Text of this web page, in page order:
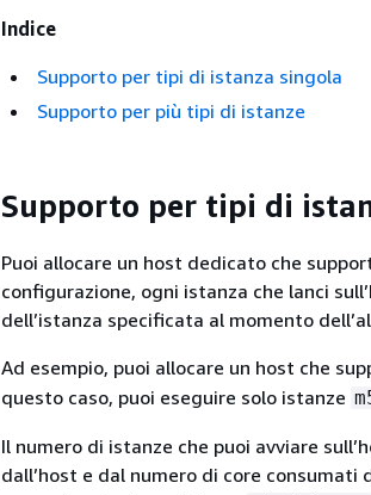
Indice
Supporto per tipi di istanza singola
Supporto per più tipi di istanze
Supporto per tipi di
Puoi allocare un host dedicato che
configurazione, ogni istanza che lanci
dell’istanza specificata al momento
Ad esempio, puoi allocare un host che
questo caso, puoi eseguire solo istanze
Il numero di istanze che puoi avviare
dall’host e dal numero di core